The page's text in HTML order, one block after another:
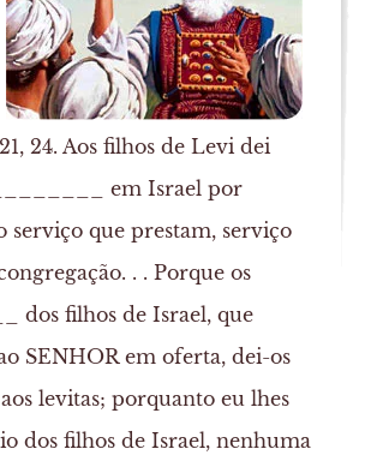
24. Aos filhos de Levi dei
em Israel por
serviço que prestam, serviço
. . Porque os
dos filhos de Israel, que
SENHOR em oferta, dei-os
levitas; porquanto eu lhes
dos filhos de Israel, nenhuma